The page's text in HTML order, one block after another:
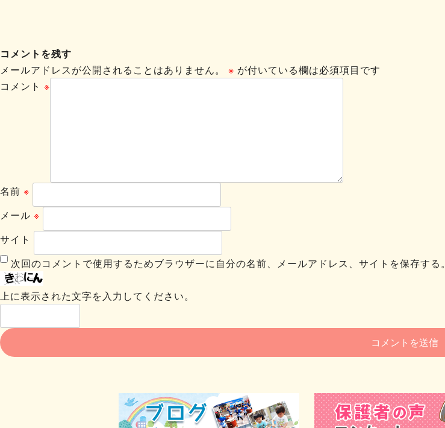
コメントを残す
メールアドレスが公開されることはありません。
※ が付いている欄は必須項目です
コメント ※
名前 ※
メール ※
サイト
次回のコメントで使用するためブラウザーに自分の名前、メールアドレス、サイトを保存する。
上に表示された文字を入力してください。